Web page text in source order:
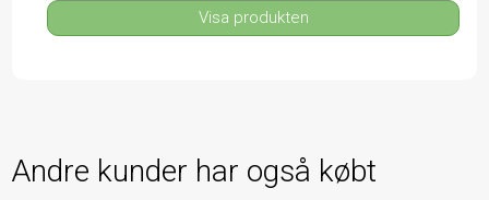
Visa produkten
Andre kunder har også købt